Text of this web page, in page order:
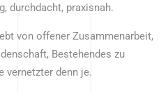
durchdacht, praxisnah.
von offener Zusammenarbeit,
Bestehendes zu
vernetzter denn je.